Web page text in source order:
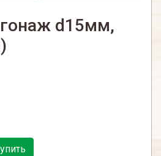
d15мм,